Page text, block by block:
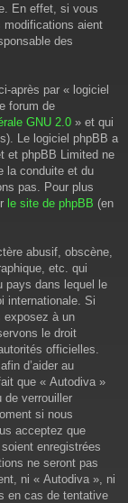
En effet, si vous
modifications aient
des
après par « logiciel
forum de
GNU 2.0 » et qui
Le logiciel phpBB a
et phpBB Limited ne
la conduite et du
pas. Pour plus
le site de phpBB (en
abusif, obscène,
etc. qui
pays dans lequel le
internationale. Si
exposez à un
le droit
officielles.
d’aider au
que « Autodiva »
de verrouiller
si nous
acceptez que
enregistrées
ne seront pas
ni « Autodiva », ni
en cas de tentative